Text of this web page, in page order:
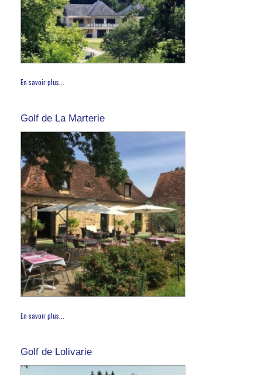
En savoir plus...
Golf de La Marterie
En savoir plus...
Golf de Lolivarie